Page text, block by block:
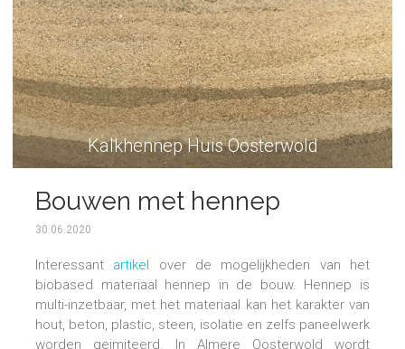
Kalkhennep Huis Oosterwold
Bouwen met hennep
30.06.2020
Interessant artikel
over de mogelijkheden van het
biobased materiaal hennep in de bouw. Hennep is
multi-inzetbaar, met het materiaal kan het karakter van
hout, beton, plastic, steen, isolatie en zelfs paneelwerk
worden geimiteerd. In Almere Oosterwold wordt